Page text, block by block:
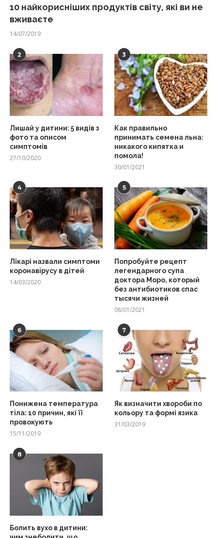
10 найкорисніших продуктів світу, які ви не
вживаєте
14/07/2019
2
Лишай у дитини: 5 видів з
фото та описом
симптомів
27/10/2020
3
Как правильно
принимать семена льна:
никакого кипятка и
помола!
30/01/2021
4
Лікарі назвали симптоми
коронавірусу в дітей
14/03/2020
5
Попробуйте рецепт
легендарного супа
доктора Моро, который
без антибиотиков спас
тысячи жизней
08/01/2021
6
Понижена температура
тіла: 10 причин, які її
провокують
15/11/2019
7
Як визначити хвороби по
кольору та формі язика
31/03/2019
8
Болить вухо в дитини: